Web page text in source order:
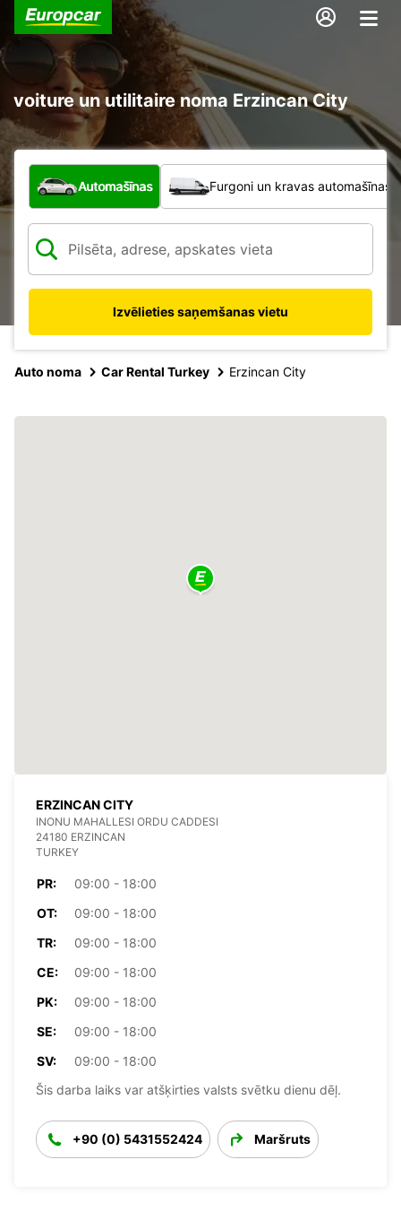
voiture un utilitaire noma Erzincan City
Kāda veida transportlīdzeklis?
Automašīnas Furgoni un kravas automašīnas
Izvēlieties saņemšanas vietu
Auto noma Car Rental Turkey Erzincan City
ERZINCAN CITY
INONU MAHALLESI ORDU CADDESI
24180 ERZINCAN
TURKEY
PR:
09:00 - 18:00
OT:
09:00 - 18:00
TR:
09:00 - 18:00
CE:
09:00 - 18:00
PK:
09:00 - 18:00
SE:
09:00 - 18:00
SV:
09:00 - 18:00
Šis darba laiks var atšķirties valsts svētku dienu dēļ.
+90 (0) 5431552424 Maršruts